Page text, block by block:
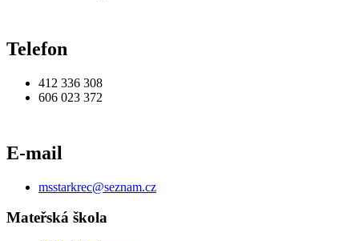
Telefon
412 336 308
606 023 372
E-mail
msstarkrec@seznam.cz
Mateřská škola